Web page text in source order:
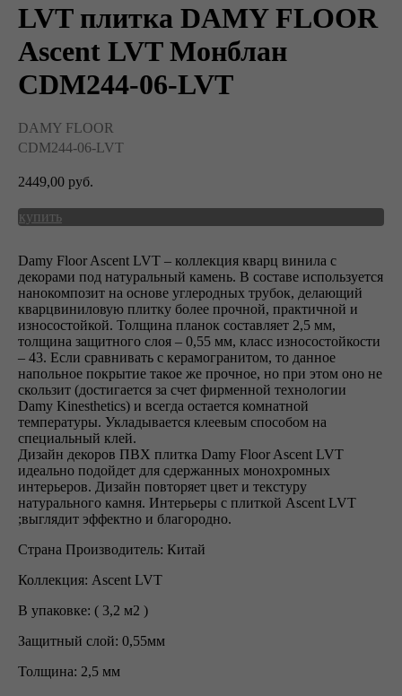
LVT плитка DAMY FLOOR
Ascent LVT Монблан
CDM244-06-LVT
DAMY FLOOR
CDM244-06-LVT
2449,00 руб.
купить
Damy Floor Ascent LVT – коллекция кварц винила с
декорами под натуральный камень. В составе используется
нанокомпозит на основе углеродных трубок, делающий
кварцвиниловую плитку более прочной, практичной и
износостойкой. Толщина планок составляет 2,5 мм,
толщина защитного слоя – 0,55 мм, класс износостойкости
– 43. Если сравнивать с керамогранитом, то данное
напольное покрытие такое же прочное, но при этом оно не
скользит (достигается за счет фирменной технологии
Damy Kinesthetics) и всегда остается комнатной
температуры. Укладывается клеевым способом на
специальный клей.
Дизайн декоров ПВХ плитка Damy Floor Ascent LVT
идеально подойдет для сдержанных монохромных
интерьеров. Дизайн повторяет цвет и текстуру
натурального камня. Интерьеры с плиткой Ascent LVT
;выглядит эффектно и благородно.
Страна Производитель: Китай
Коллекция: Ascent LVT
В упаковке: ( 3,2 м2 )
Защитный слой: 0,55мм
Толщина: 2,5 мм